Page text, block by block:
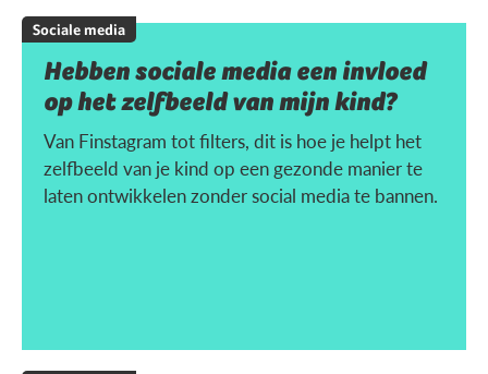
Sociale media
Hebben sociale media een invloed
op het zelfbeeld van mijn kind?
Van Finstagram tot filters, dit is hoe je helpt het
zelfbeeld van je kind op een gezonde manier te
laten ontwikkelen zonder social media te bannen.